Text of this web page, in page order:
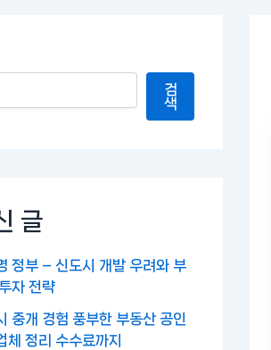
검
색
글
정부 – 신도시 개발 우려와 부
자 전략
중개 경험 풍부한 부동산 공인
체 정리 수수료까지